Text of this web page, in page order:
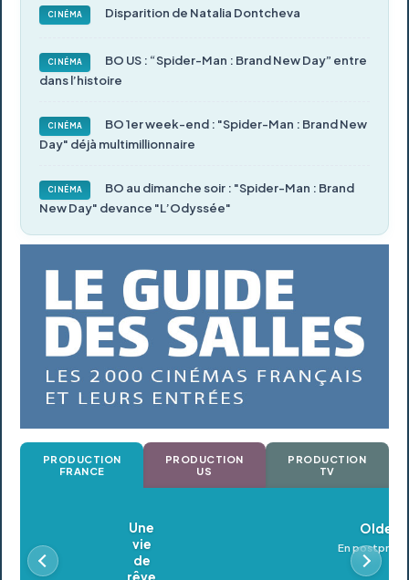
CINÉMA Disparition de Natalia Dontcheva
CINÉMA
BO US : “Spider-Man : Brand New Day” entre
dans l’histoire
CINÉMA
BO 1er week-end : "Spider-Man : Brand New
Day" déjà multimillionnaire
CINÉMA
BO au dimanche soir : "Spider-Man : Brand
New Day" devance "L’Odyssée"
PRODUCTION
FRANCE
PRODUCTION
US
PRODUCTION
TV
Oldeupe
En postproduction